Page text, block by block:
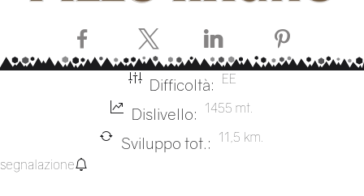
Facebook LinkedIn
Difficoltà: EE
Dislivello: 1455 mt.
Sviluppo tot.: 11,5 km.
segnalazione